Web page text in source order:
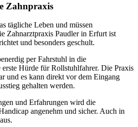
Zahnpraxis
tägliche Leben und müssen
Zahnarztpraxis Paudler in Erfurt ist
und besonders geschult.
per Fahrstuhl in die
Hürde für Rollstuhlfahrer. Die Praxis
und es kann direkt vor dem Eingang
gehalten werden.
und Erfahrungen wird die
angenehm und sicher. Auch in